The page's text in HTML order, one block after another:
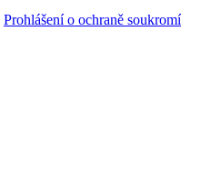
Prohlášení o ochraně soukromí